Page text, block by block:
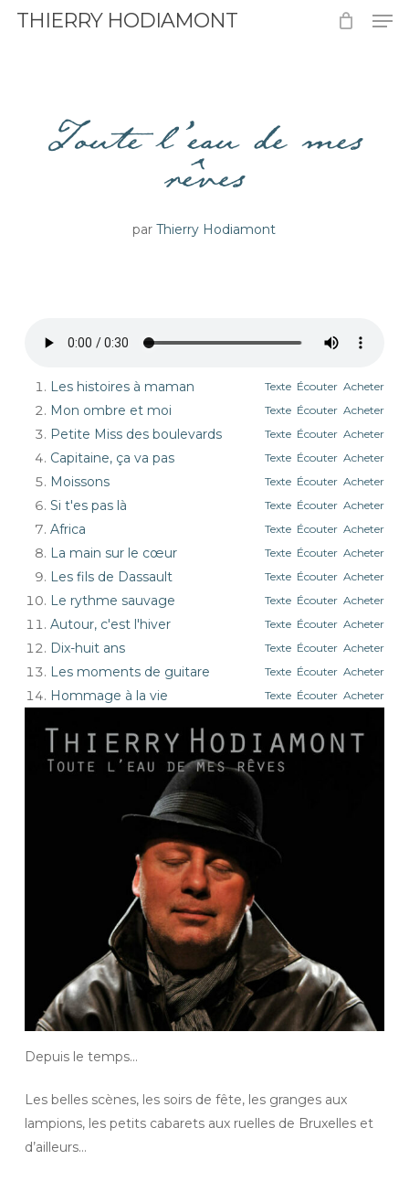
SkipTHIERRY HODIAMONT
Toute l’eau de mes
rêves
parThierry Hodiamont
Les histoires à maman Texte Écouter Acheter
Mon ombre et moi Texte Écouter Acheter
Petite Miss des boulevards Texte Écouter Acheter
Capitaine, ça va pas Texte Écouter Acheter
Moissons Texte Écouter Acheter
Si t'es pas là Texte Écouter Acheter
Africa Texte Écouter Acheter
La main sur le cœur Texte Écouter Acheter
Les fils de Dassault Texte Écouter Acheter
Le rythme sauvage Texte Écouter Acheter
Autour, c'est l'hiver Texte Écouter Acheter
Dix-huit ans Texte Écouter Acheter
Les moments de guitare Texte Écouter Acheter
Hommage à la vie Texte Écouter Acheter
Depuis le temps…
Les belles scènes, les soirs de fête, les granges aux
lampions, les petits cabarets aux ruelles de Bruxelles et
d’ailleurs…